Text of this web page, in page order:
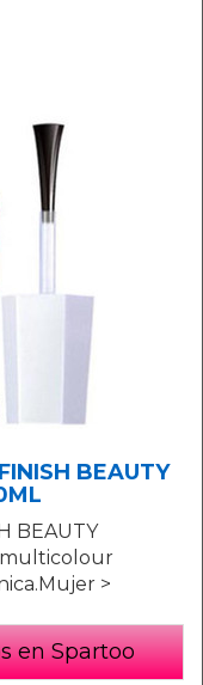
BEAUTY
BEAUTY
multicolour
>
en Spartoo